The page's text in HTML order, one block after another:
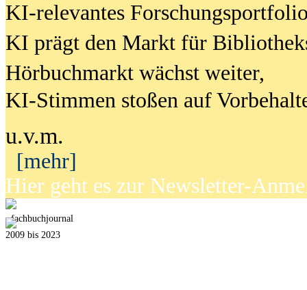
KI-relevantes
KI prägt den Markt für
Hörbuchmarkt wächst weiter,
KI-Stimmen stoßen auf
u.v.m.
[mehr]
Hier geht es zur Newsletter-
fachbuchjournal
2009 bis 2023